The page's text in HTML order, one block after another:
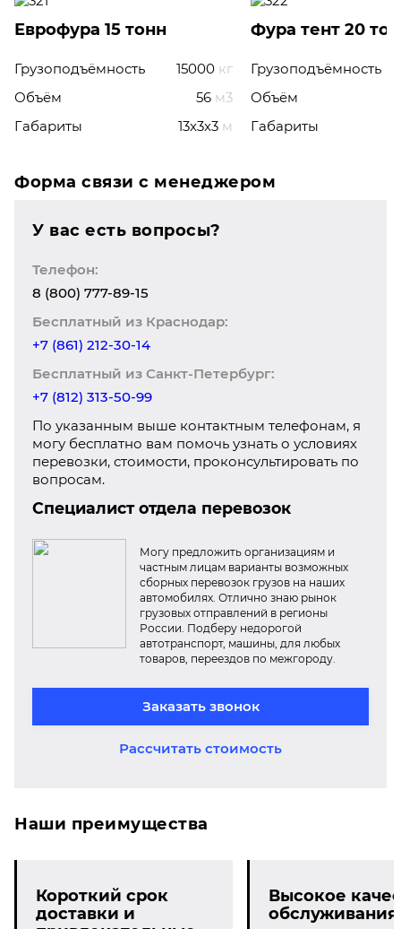
Еврофура 15 тонн
Грузоподъёмность 15000 кг
Объём
56 м3
Габариты
13x3x3 м
Фура тент 20
Грузоподъёмность
Объём
Габариты
Форма связи с менеджером
У вас есть вопросы?
Телефон:
8 (800) 777-89-15
Бесплатный из Краснодар:
+7 (861) 212-30-14
Бесплатный из Санкт-Петербург:
+7 (812) 313-50-99
По указанным выше контактным телефонам, я
могу бесплатно вам помочь узнать о условиях
перевозки, стоимости, проконсультировать по
вопросам.
Специалист отдела перевозок
Могу предложить организациям и
частным лицам варианты возможных
сборных перевозок грузов на наших
автомобилях. Отлично знаю рынок
грузовых отправлений в регионы
России. Подберу недорогой
автотранспорт, машины, для любых
товаров, переездов по межгороду.
Заказать звонок
Рассчитать стоимость
Наши преимущества
Короткий срок
доставки и
Высокое
обслуживания